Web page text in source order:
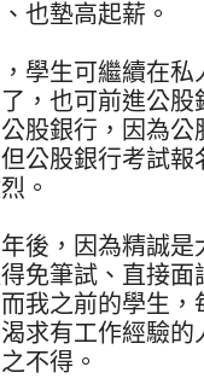
也墊高起薪。
學生可繼續在私
，也可前進公股
股銀行，因為公
公股銀行考試報
。
後，因為精誠是
免筆試、直接面
我之前的學生，
求有工作經驗的
不得。